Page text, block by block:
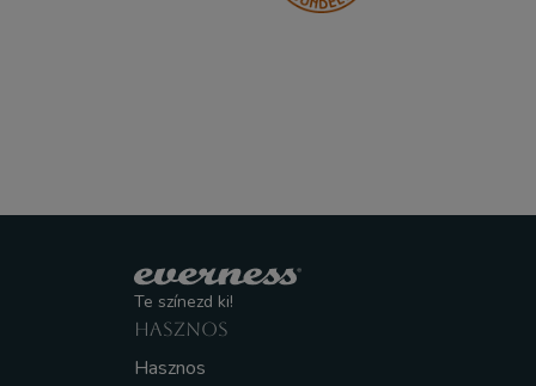
Te színezd ki!
HASZNOS
Hasznos